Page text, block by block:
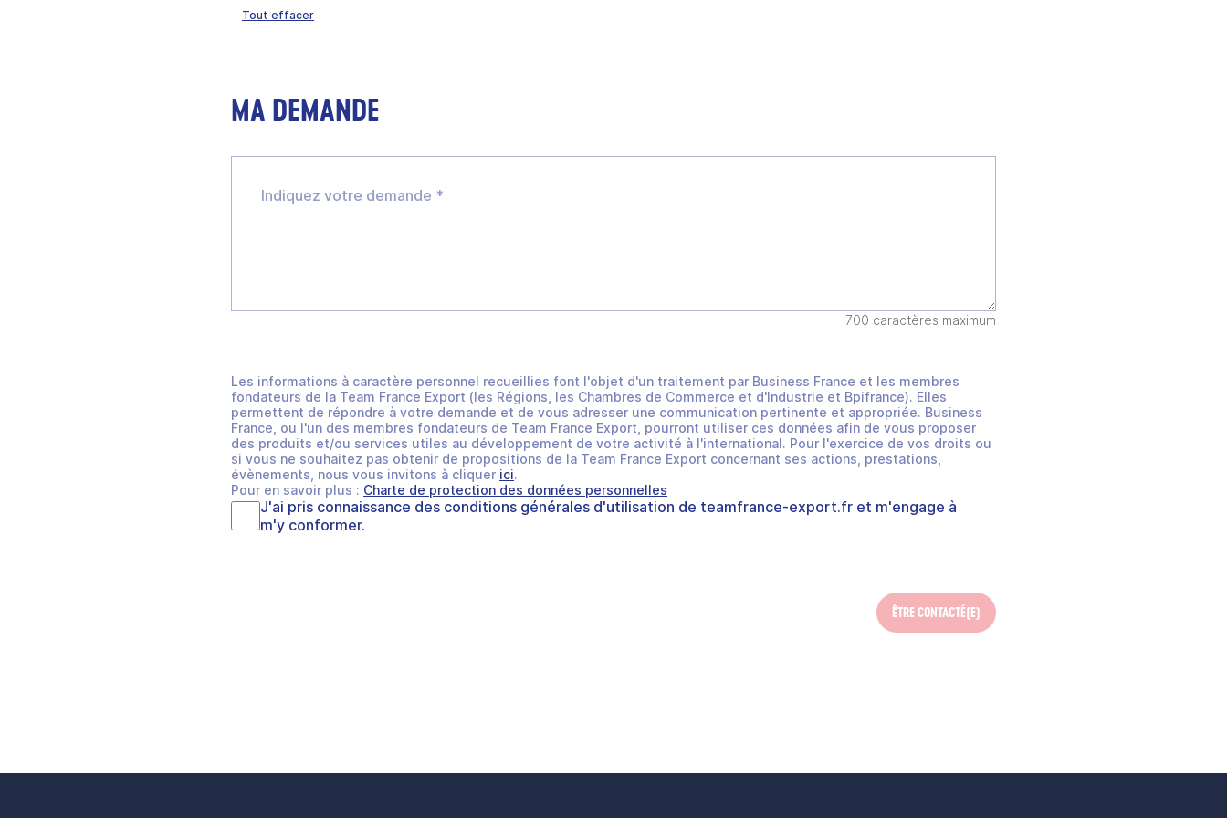
Tout effacer
MA DEMANDE
700 caractères maximum
Les informations à caractère personnel recueillies font l'objet d'un traitement par Business France et les membres
fondateurs de la Team France Export (les Régions, les Chambres de Commerce et d'Industrie et Bpifrance). Elles
permettent de répondre à votre demande et de vous adresser une communication pertinente et appropriée. Business
France, ou l'un des membres fondateurs de Team France Export, pourront utiliser ces données afin de vous proposer
des produits et/ou services utiles au développement de votre activité à l'international. Pour l'exercice de vos droits ou
si vous ne souhaitez pas obtenir de propositions de la Team France Export concernant ses actions, prestations,
évènements, nous vous invitons à cliquer ici.
Pour en savoir plus : Charte de protection des données personnelles
J'ai pris connaissance des conditions générales d'utilisation de teamfrance-export.fr et m'engage à
m'y conformer.
ÊTRE CONTACTÉ(E)